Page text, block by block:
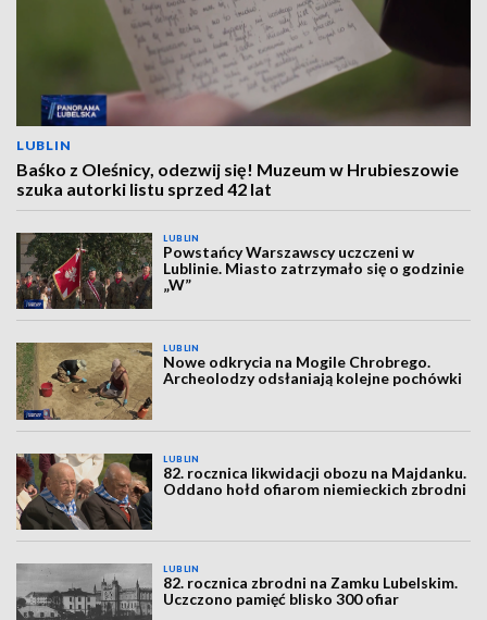
LUBLIN
Baśko z Oleśnicy, odezwij się! Muzeum w Hrubieszowie
szuka autorki listu sprzed 42 lat
LUBLIN
Powstańcy Warszawscy uczczeni w
Lublinie. Miasto zatrzymało się o godzinie
„W”
LUBLIN
Nowe odkrycia na Mogile Chrobrego.
Archeolodzy odsłaniają kolejne pochówki
LUBLIN
82. rocznica likwidacji obozu na Majdanku.
Oddano hołd ofiarom niemieckich zbrodni
LUBLIN
82. rocznica zbrodni na Zamku Lubelskim.
Uczczono pamięć blisko 300 ofiar